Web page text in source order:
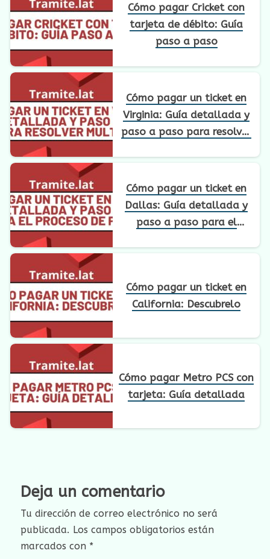
Cómo pagar Cricket con
tarjeta de débito: Guía
paso a paso
Cómo pagar un ticket en
Virginia: Guía detallada y
paso a paso para resolver
Cómo pagar un ticket en
Dallas: Guía detallada y
paso a paso para el
Cómo pagar un ticket en
California: Descubrelo
Cómo pagar Metro PCS con
tarjeta: Guía detallada
Deja un comentario
Tu dirección de correo electrónico no será
publicada. Los campos obligatorios están
marcados con *